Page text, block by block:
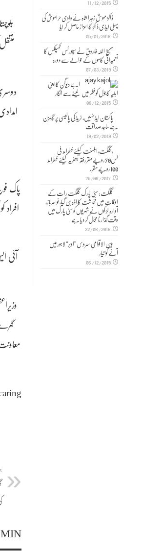
آئی
ڈاکڑ مہوش زہرا شاہ نے وادی حراموش کی
پہلی لیڈی ڈاکڑ کا اعزاز حاصل کر لیا
05/01/2016
سمیع اللہ فاروق نے سپورٹس کمپلکس کا
تعمیراتی کاموں کے حوالے سے دورہ
07/03/2019
اجے دیوگن کااپنی
اہلیہ کاجول کو فلم میں لینے سے انکار
08/12/2015
پاکستان ایڈ نہیں، ٹریڈ کی پالیسی پر گامزن
ہے ساجد صداقت
19/02/2019
,گلگت،اہلسنت کیلئے فطرانہ فی
کس70روپے مقررفقہ جعفریہ کیلئے فطرانہ
100روپے مقرر
25/06/2017
گلگت: سٹی پارک گلگت رات کے
اوقات میں فحا شت کا اڈہ بن گیا، نوسرباز،
آوارہ لڑکوں نے شہریوں کو سٹی پارک میں
وقت گذارنا محال کر دیا ہے
22/06/2016
بین الاقوامی سروس ”اوبر“ لاہور میں
آنے کو تیار
06/12/2015